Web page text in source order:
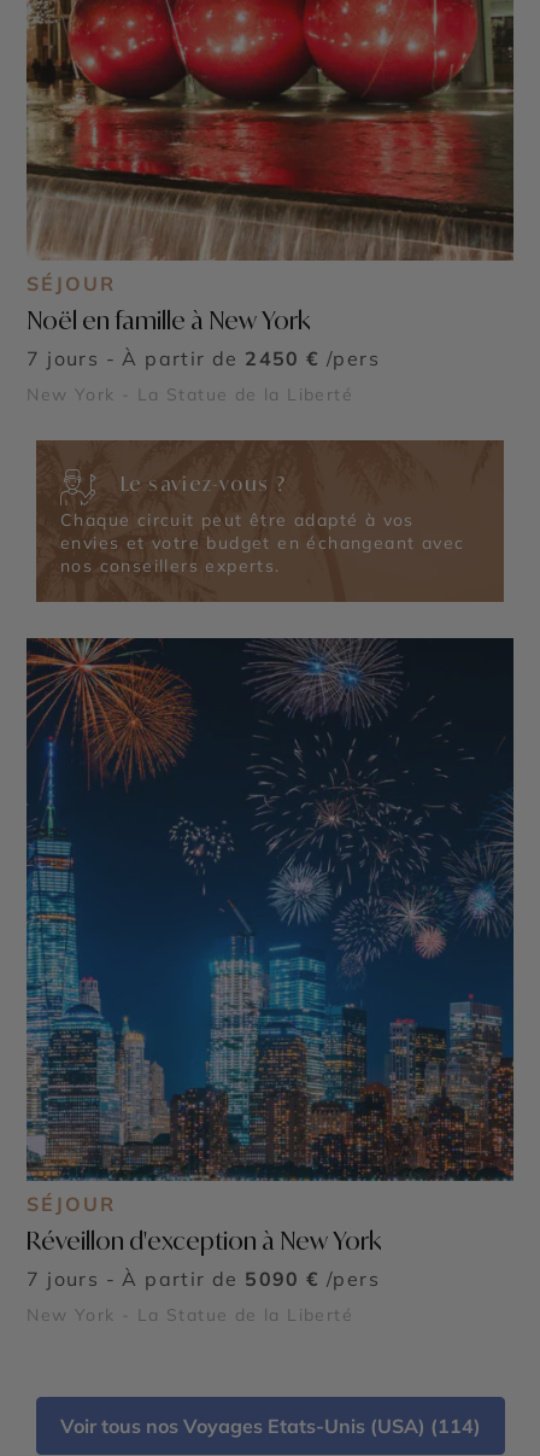
SÉJOUR
Noël en famille à New York
7 jours - À partir de 2450 € /pers
New York - La Statue de la Liberté
Le saviez-vous ?
Chaque circuit peut être adapté à vos
envies et votre budget en échangeant avec
nos conseillers experts.
SÉJOUR
Réveillon d'exception à New York
7 jours - À partir de 5090 € /pers
New York - La Statue de la Liberté
Voir tous nos Voyages Etats-Unis (USA) (114)